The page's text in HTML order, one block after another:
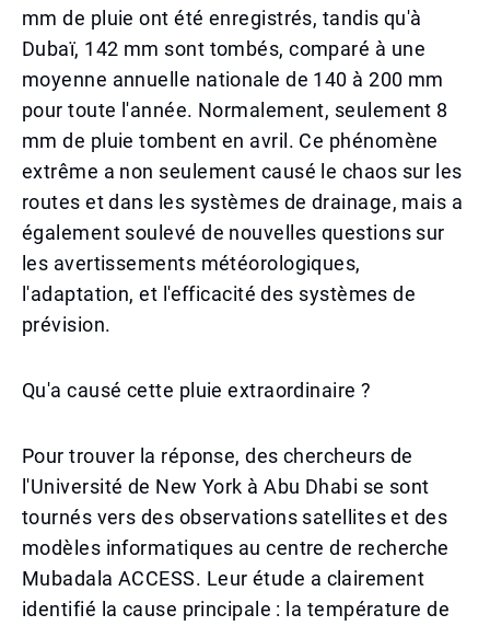
mm de pluie ont été enregistrés, tandis qu'à
Dubaï, 142 mm sont tombés, comparé à une
moyenne annuelle nationale de 140 à 200 mm
pour toute l'année. Normalement, seulement 8
mm de pluie tombent en avril. Ce phénomène
extrême a non seulement causé le chaos sur les
routes et dans les systèmes de drainage, mais a
également soulevé de nouvelles questions sur
les avertissements météorologiques,
l'adaptation, et l'efficacité des systèmes de
prévision.
Qu'a causé cette pluie extraordinaire ?
Pour trouver la réponse, des chercheurs de
l'Université de New York à Abu Dhabi se sont
tournés vers des observations satellites et des
modèles informatiques au centre de recherche
Mubadala ACCESS. Leur étude a clairement
identifié la cause principale : la température de